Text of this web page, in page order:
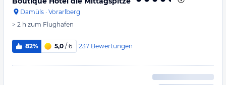
Damüls · Vorarlberg
> 2 h zum Flughafen
82% 5,0 / 6 237 Bewertungen